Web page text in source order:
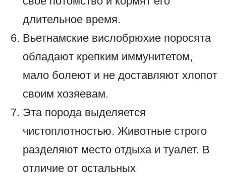
длительное время.
Вьетнамские вислобрюхие поросята
обладают крепким иммунитетом,
мало болеют и не доставляют хлопот
своим хозяевам.
Эта порода выделяется
чистоплотностью. Животные строго
разделяют место отдыха и туалет. В
отличие от остальных